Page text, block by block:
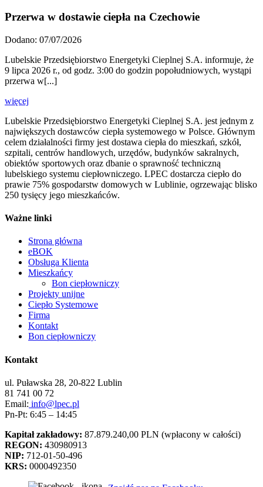
Przerwa w dostawie ciepła na Czechowie
Dodano: 07/07/2026
Lubelskie Przedsiębiorstwo Energetyki Cieplnej S.A. informuje, że
9 lipca 2026 r., od godz. 3:00 do godzin popołudniowych, wystąpi
przerwa w[...]
więcej
Lubelskie Przedsiębiorstwo Energetyki Cieplnej S.A. jest jednym z
największych dostawców ciepła systemowego w Polsce. Głównym
celem działalności firmy jest dostawa ciepła do mieszkań, szkół,
szpitali, centrów handlowych, urzędów, budynków sakralnych,
obiektów sportowych oraz dbanie o sprawność techniczną
lubelskiego systemu ciepłowniczego. LPEC dostarcza ciepło do
prawie 75% gospodarstw domowych w Lublinie, ogrzewając blisko
250 tysięcy jego mieszkańców.
Ważne linki
Strona główna
eBOK
Obsługa Klienta
Mieszkańcy
Bon ciepłowniczy
Projekty unijne
Ciepło Systemowe
Firma
Kontakt
Bon ciepłowniczy
Kontakt
ul. Puławska 28, 20-822 Lublin
81 741 00 72
Email: info@lpec.pl
Pn-Pt: 6:45 – 14:45
Kapitał zakładowy: 87.879.240,00 PLN (wpłacony w całości)
REGON: 430980913
NIP: 712-01-50-496
KRS: 0000492350